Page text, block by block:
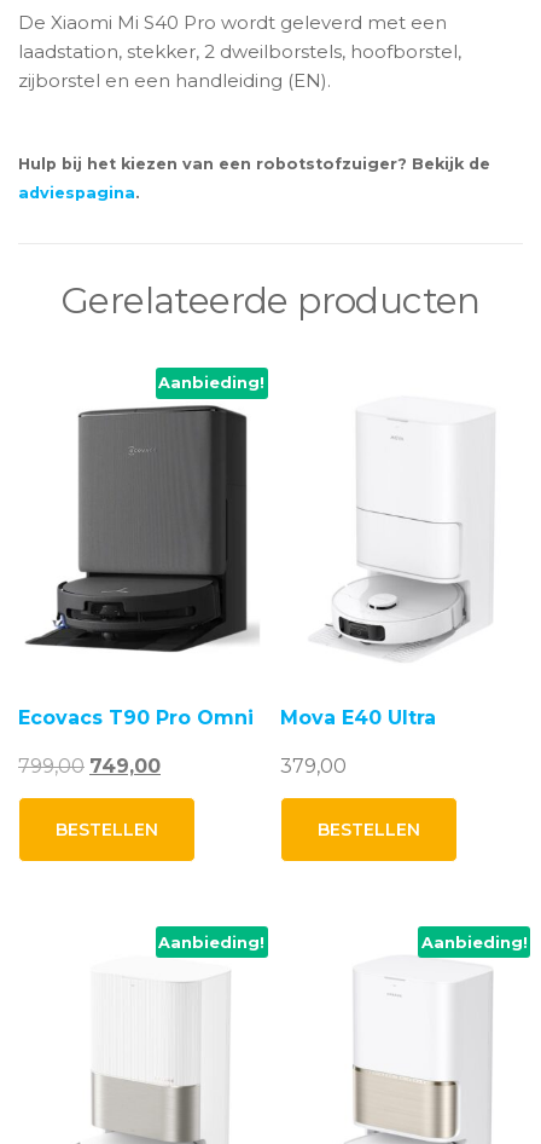
De Xiaomi Mi S40 Pro wordt geleverd met een
laadstation, stekker, 2 dweilborstels, hoofborstel,
zijborstel en een handleiding (EN).
Hulp bij het kiezen van een robotstofzuiger? Bekijk de
adviespagina.
Gerelateerde producten
Aanbieding!
Ecovacs T90 Pro Omni
799,00 Oorspronkelijke
prijs
was:
749,00Huidige
prijs
749,00.
BESTELLEN
Mova E40 Ultra
379,00
BESTELLEN
Aanbieding! Aanbieding!